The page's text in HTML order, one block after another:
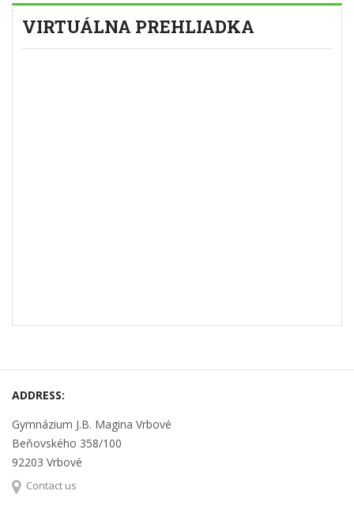
VIRTUÁLNA PREHLIADKA
ADDRESS:
Gymnázium J.B. Magina Vrbové
Beňovského 358/100
92203 Vrbové
Contact us